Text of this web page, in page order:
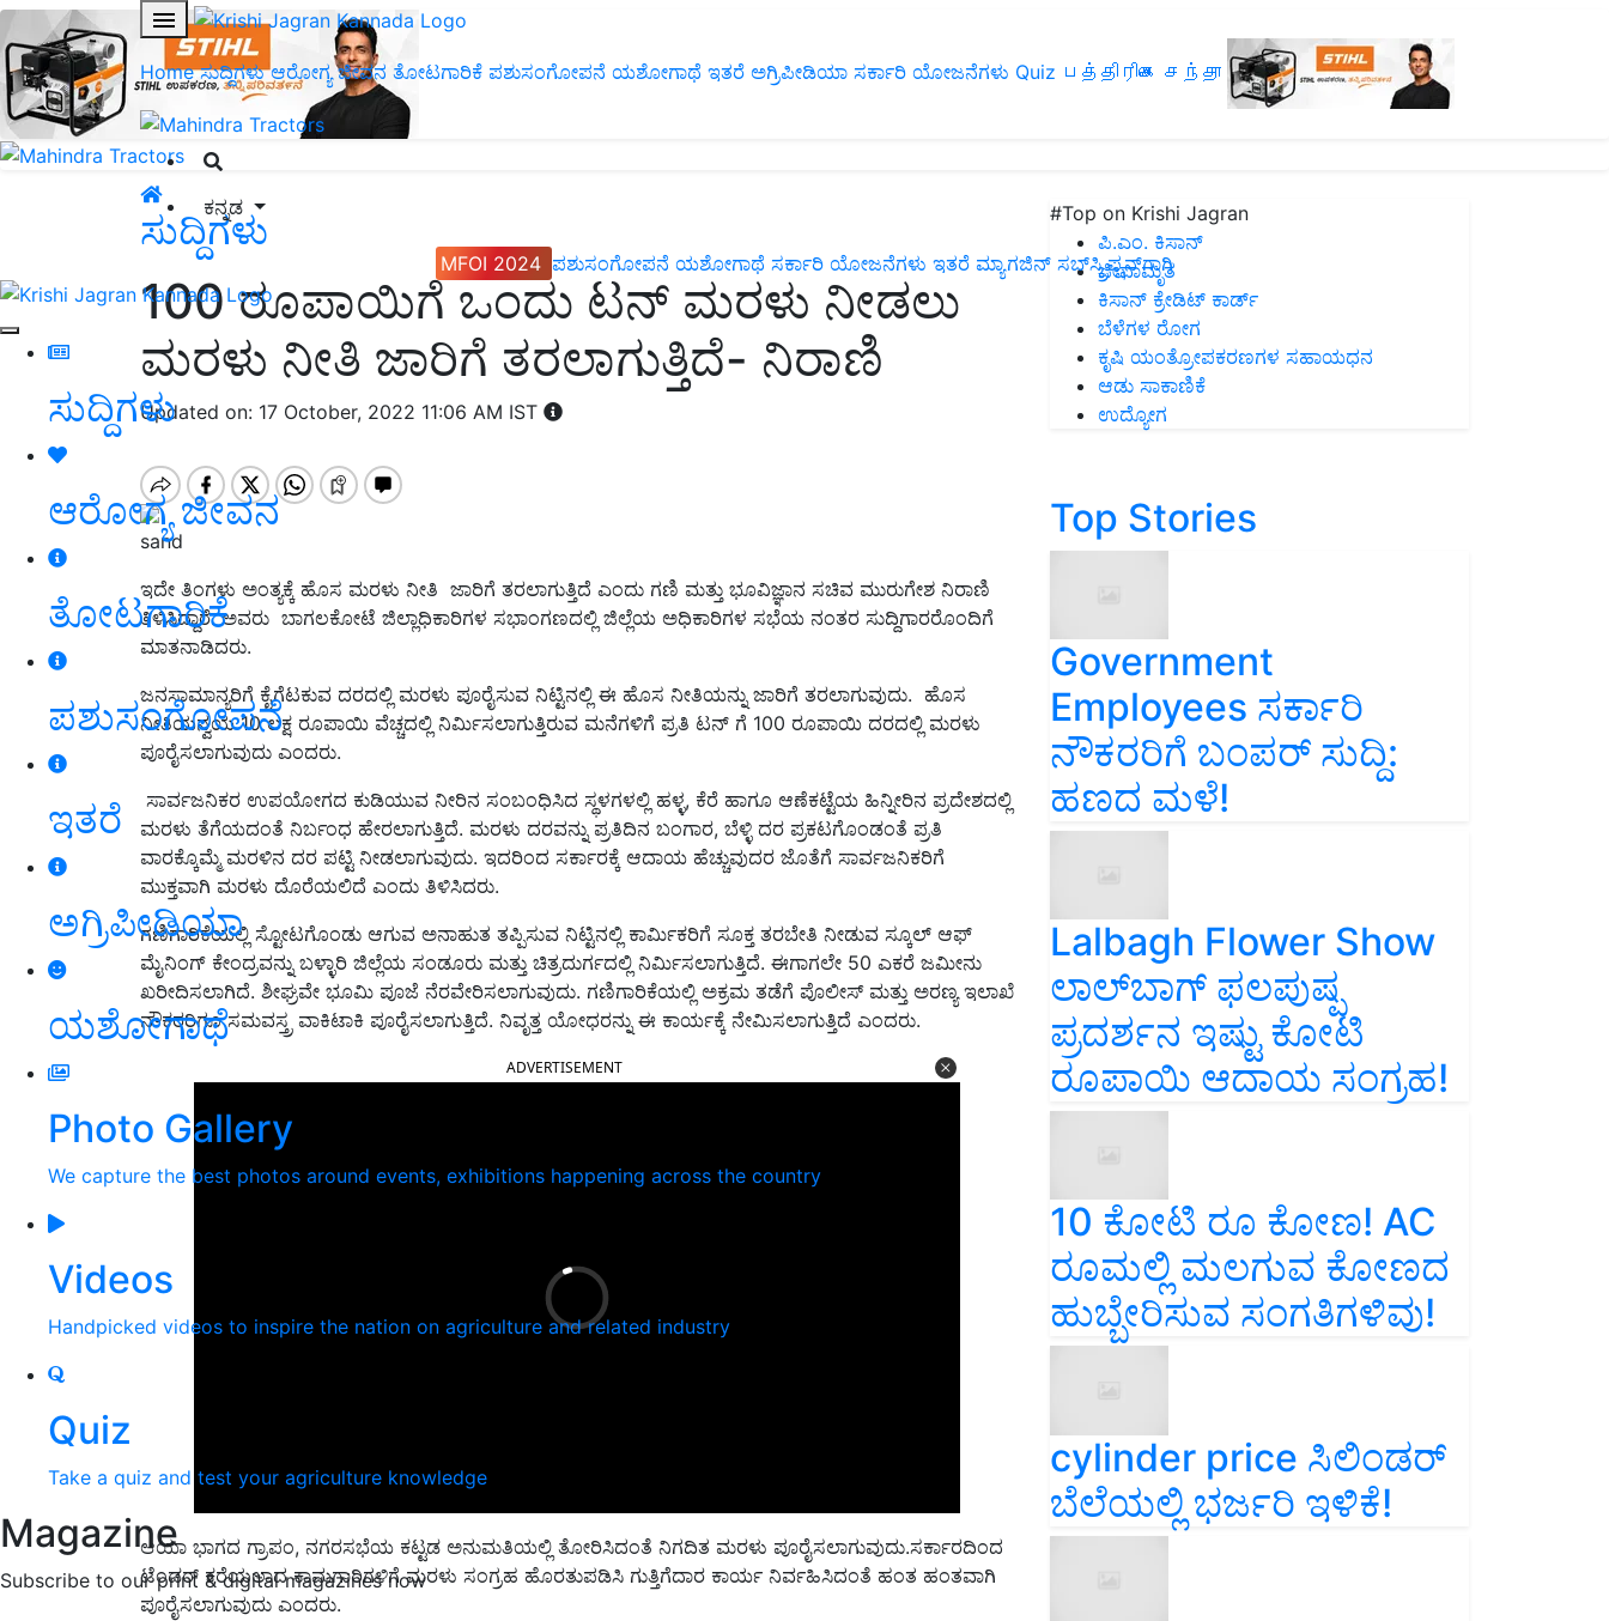
Home ಸುದ್ದಿಗಳು ಆರೋಗ್ಯ ಜೀವನ ತೋಟಗಾರಿಕೆ ಪಶುಸಂಗೋಪನೆ ಯಶೋಗಾಥೆ ಇತರೆ ಅಗ್ರಿಪೀಡಿಯಾ ಸರ್ಕಾರಿ ಯೋಜನೆಗಳು Quiz பத்திரிகை சந்தா
ಕನ್ನಡ
MFOI 2024 ಪಶುಸಂಗೋಪನೆ ಯಶೋಗಾಥೆ ಸರ್ಕಾರಿ ಯೋಜನೆಗಳು ಇತರೆ ಮ್ಯಾಗಜಿನ್‌ ಸಬ್‌ಸ್ಕ್ರಿಪ್ಷನ್‌ಗಾಗಿ
ಸುದ್ದಿಗಳು
ಆರೋಗ್ಯ ಜೀವನ
ತೋಟಗಾರಿಕೆ
ಪಶುಸಂಗೋಪನೆ
ಇತರೆ
ಅಗ್ರಿಪೀಡಿಯಾ
ಯಶೋಗಾಥೆ
Photo Gallery
We capture the best photos around events, exhibitions happening across the country
Videos
Handpicked videos to inspire the nation on agriculture and related industry
Quiz
Take a quiz and test your agriculture knowledge
Magazine
Subscribe to our print & digital magazines now
ಸುದ್ದಿಗಳು
100 ರೂಪಾಯಿಗೆ ಒಂದು ಟನ್ ಮರಳು ನೀಡಲು
ಮರಳು ನೀತಿ ಜಾರಿಗೆ ತರಲಾಗುತ್ತಿದೆ- ನಿರಾಣಿ
Updated on: 17 October, 2022 11:06 AM IST
sand
ಇದೇ ತಿಂಗಳು ಅಂತ್ಯಕ್ಕೆ ಹೊಸ ಮರಳು ನೀತಿ ಜಾರಿಗೆ ತರಲಾಗುತ್ತಿದೆ ಎಂದು ಗಣಿ ಮತ್ತು ಭೂವಿಜ್ಞಾನ ಸಚಿವ ಮುರುಗೇಶ ನಿರಾಣಿ
ತಿಳಿಸಿದ್ದಾರೆ. ಅವರು ಬಾಗಲಕೋಟೆ ಜಿಲ್ಲಾಧಿಕಾರಿಗಳ ಸಭಾಂಗಣದಲ್ಲಿ ಜಿಲ್ಲೆಯ ಅಧಿಕಾರಿಗಳ ಸಭೆಯ ನಂತರ ಸುದ್ದಿಗಾರರೊಂದಿಗೆ
ಮಾತನಾಡಿದರು.
ಜನಸಾಮಾನ್ಯರಿಗೆ ಕೈಗೆಟಕುವ ದರದಲ್ಲಿ ಮರಳು ಪೂರೈಸುವ ನಿಟ್ಟಿನಲ್ಲಿ ಈ ಹೊಸ ನೀತಿಯನ್ನು ಜಾರಿಗೆ ತರಲಾಗುವುದು. ಹೊಸ
ನೀತಿಯನ್ವಯ 10 ಲಕ್ಷ ರೂಪಾಯಿ ವೆಚ್ಚದಲ್ಲಿ ನಿರ್ಮಿಸಲಾಗುತ್ತಿರುವ ಮನೆಗಳಿಗೆ ಪ್ರತಿ ಟನ್ ಗೆ 100 ರೂಪಾಯಿ ದರದಲ್ಲಿ ಮರಳು
ಪೂರೈಸಲಾಗುವುದು ಎಂದರು.
ಸಾರ್ವಜನಿಕರ ಉಪಯೋಗದ ಕುಡಿಯುವ ನೀರಿನ ಸಂಬಂಧಿಸಿದ ಸ್ಥಳಗಳಲ್ಲಿ ಹಳ್ಳ, ಕೆರೆ ಹಾಗೂ ಆಣೆಕಟ್ಟೆಯ ಹಿನ್ನೀರಿನ ಪ್ರದೇಶದಲ್ಲಿ
ಮರಳು ತೆಗೆಯದಂತೆ ನಿರ್ಬಂಧ ಹೇರಲಾಗುತ್ತಿದೆ. ಮರಳು ದರವನ್ನು ಪ್ರತಿದಿನ ಬಂಗಾರ, ಬೆಳ್ಳಿ ದರ ಪ್ರಕಟಗೊಂಡಂತೆ ಪ್ರತಿ
ವಾರಕ್ಕೊಮ್ಮೆ ಮರಳಿನ ದರ ಪಟ್ಟಿ ನೀಡಲಾಗುವುದು. ಇದರಿಂದ ಸರ್ಕಾರಕ್ಕೆ ಆದಾಯ ಹೆಚ್ಚುವುದರ ಜೊತೆಗೆ ಸಾರ್ವಜನಿಕರಿಗೆ
ಮುಕ್ತವಾಗಿ ಮರಳು ದೊರೆಯಲಿದೆ ಎಂದು ತಿಳಿಸಿದರು.
ಗಣಿಗಾರಿಕೆಯಲ್ಲಿ ಸ್ಟೋಟಗೊಂಡು ಆಗುವ ಅನಾಹುತ ತಪ್ಪಿಸುವ ನಿಟ್ಟಿನಲ್ಲಿ ಕಾರ್ಮಿಕರಿಗೆ ಸೂಕ್ತ ತರಬೇತಿ ನೀಡುವ ಸ್ಕೂಲ್ ಆಫ್
ಮೈನಿಂಗ್ ಕೇಂದ್ರವನ್ನು ಬಳ್ಳಾರಿ ಜಿಲ್ಲೆಯ ಸಂಡೂರು ಮತ್ತು ಚಿತ್ರದುರ್ಗದಲ್ಲಿ ನಿರ್ಮಿಸಲಾಗುತ್ತಿದೆ. ಈಗಾಗಲೇ 50 ಎಕರೆ ಜಮೀನು
ಖರೀದಿಸಲಾಗಿದೆ. ಶೀಘ್ರವೇ ಭೂಮಿ ಪೂಜೆ ನೆರವೇರಿಸಲಾಗುವುದು. ಗಣಿಗಾರಿಕೆಯಲ್ಲಿ ಅಕ್ರಮ ತಡೆಗೆ ಪೊಲೀಸ್ ಮತ್ತು ಅರಣ್ಯ ಇಲಾಖೆ
ನೌಕರರಿಗೂ ಸಮವಸ್ತ್ರ ವಾಕಿಟಾಕಿ ಪೂರೈಸಲಾಗುತ್ತಿದೆ. ನಿವೃತ್ತ ಯೋಧರನ್ನು ಈ ಕಾರ್ಯಕ್ಕೆ ನೇಮಿಸಲಾಗುತ್ತಿದೆ ಎಂದರು.
ADVERTISEMENT
ಆಯಾ ಭಾಗದ ಗ್ರಾಪಂ, ನಗರಸಭೆಯ ಕಟ್ಟಡ ಅನುಮತಿಯಲ್ಲಿ ತೋರಿಸಿದಂತೆ ನಿಗದಿತ ಮರಳು ಪೂರೈಸಲಾಗುವುದು.ಸರ್ಕಾರದಿಂದ
ಟೆಂಡರ್ ಕರೆಯಲಾದ ಕಾಮಗಾರಿಗಳಿಗೆ ಮರಳು ಸಂಗ್ರಹ ಹೊರತುಪಡಿಸಿ ಗುತ್ತಿಗೆದಾರ ಕಾರ್ಯ ನಿರ್ವಹಿಸಿದಂತೆ ಹಂತ ಹಂತವಾಗಿ
ಪೂರೈಸಲಾಗುವುದು ಎಂದರು.
#Top on Krishi Jagran
ಪಿ.ಎಂ. ಕಿಸಾನ್
ಜೀವಾಮೃತ
ಕಿಸಾನ್ ಕ್ರೇಡಿಟ್ ಕಾರ್ಡ್
ಬೆಳೆಗಳ ರೋಗ
ಕೃಷಿ ಯಂತ್ರೋಪಕರಣಗಳ ಸಹಾಯಧನ
ಆಡು ಸಾಕಾಣಿಕೆ
ಉದ್ಯೋಗ
Top Stories
Government
Employees ಸರ್ಕಾರಿ
ನೌಕರರಿಗೆ ಬಂಪರ್‌ ಸುದ್ದಿ:
ಹಣದ ಮಳೆ!
Lalbagh Flower Show
ಲಾಲ್‌ಬಾಗ್ ಫಲಪುಷ್ಪ
ಪ್ರದರ್ಶನ ಇಷ್ಟು ಕೋಟಿ
ರೂಪಾಯಿ ಆದಾಯ ಸಂಗ್ರಹ!
10 ಕೋಟಿ ರೂ ಕೋಣ! AC
ರೂಮಲ್ಲಿ ಮಲಗುವ ಕೋಣದ
ಹುಬ್ಬೇರಿಸುವ ಸಂಗತಿಗಳಿವು!
cylinder price ಸಿಲಿಂಡರ್‌
ಬೆಲೆಯಲ್ಲಿ ಭರ್ಜರಿ ಇಳಿಕೆ!